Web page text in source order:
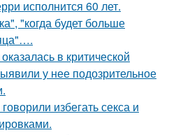
исполнится 60 лет.
"когда будет больше
в критической
у нее подозрительное
избегать секса и